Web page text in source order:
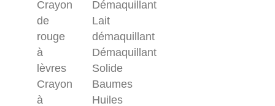
Crayon
de
rouge
à
lèvres
Crayon
à
Démaquillant
Lait
démaquillant
Démaquillant
Solide
Baumes
Huiles